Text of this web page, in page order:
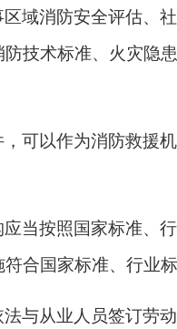
区域消防安全评估、
技术标准、火灾隐
可以作为消防救援
当按照国家标准、
合国家标准、行业标
与从业人员签订劳